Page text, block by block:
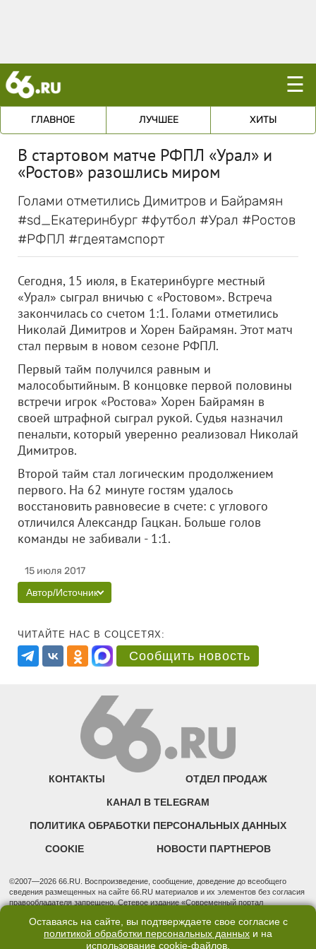
☰
ГЛАВНОЕ ЛУЧШЕЕ ХИТЫ
В стартовом матче РФПЛ «Урал» и
«Ростов» разошлись миром
Голами отметились Димитров и Байрамян
#sd_Екатеринбург #футбол #Урал #Ростов
#РФПЛ #гдеятамспорт
Сегодня, 15 июля, в Екатеринбурге местный
«Урал» сыграл вничью с «Ростовом». Встреча
закончилась со счетом 1:1. Голами отметились
Николай Димитров и Хорен Байрамян. Этот матч
стал первым в новом сезоне РФПЛ.
Первый тайм получился равным и
малособытийным. В концовке первой половины
встречи игрок «Ростова» Хорен Байрамян в
своей штрафной сыграл рукой. Судья назначил
пенальти, который уверенно реализовал Николай
Димитров.
Второй тайм стал логическим продолжением
первого. На 62 минуте гостям удалось
восстановить равновесие в счете: с углового
отличился Александр Гацкан. Больше голов
команды не забивали - 1:1.
15 июля 2017
Автор/Источник
ЧИТАЙТЕ НАС В СОЦСЕТЯХ:
Сообщить новость
КОНТАКТЫ ОТДЕЛ ПРОДАЖ
КАНАЛ В TELEGRAM
ПОЛИТИКА ОБРАБОТКИ ПЕРСОНАЛЬНЫХ ДАННЫХ
COOKIE НОВОСТИ ПАРТНЕРОВ
©2007—2026 66.RU. Воспроизведение, сообщение, доведение до всеобщего
сведения размещенных на сайте 66.RU материалов и их элементов без согласия
правообладателя запрещено. Сетевое издание «Современный портал
надзору в сфере связи, информационных технологий и массовых коммуникаций
(Роскомнадзор). Регистрационный номер ЭЛ № ФС 77 - 76634 от 02.09.2019
Учредитель: Общество с ограниченной ответственностью "66.ру". Юридический
Оставаясь на сайте, вы подтверждаете свое согласие с
политикой обработки персональных данных и на
использование cookie-файлов.